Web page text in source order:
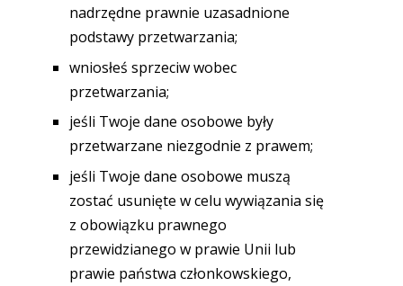
nadrzędne prawnie uzasadnione
podstawy przetwarzania;
wniosłeś sprzeciw wobec
przetwarzania;
jeśli Twoje dane osobowe były
przetwarzane niezgodnie z prawem;
jeśli Twoje dane osobowe muszą
zostać usunięte w celu wywiązania się
z obowiązku prawnego
przewidzianego w prawie Unii lub
prawie państwa członkowskiego,